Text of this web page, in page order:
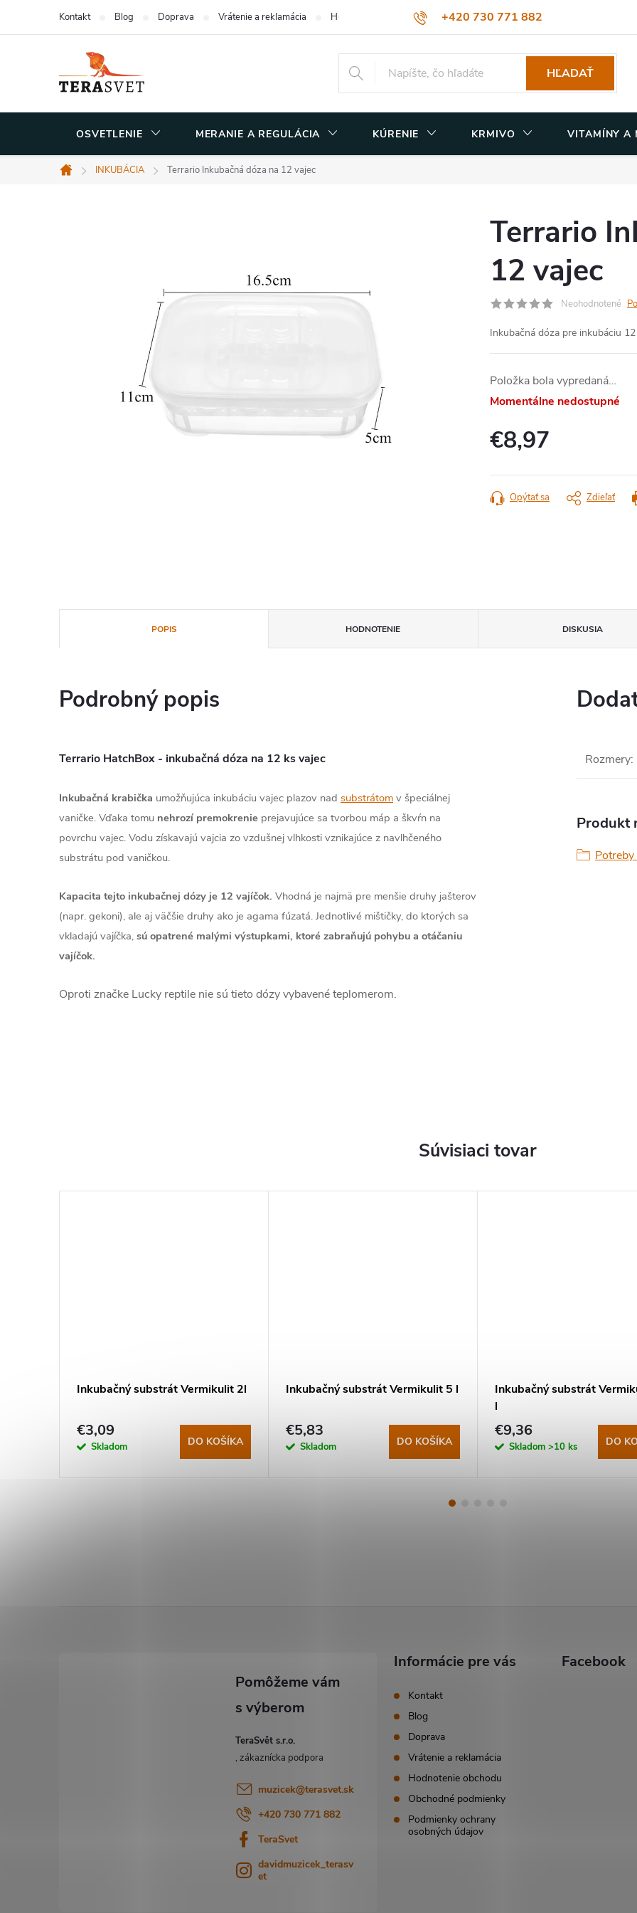
+420 730 771 882
muzicek@terasvet.sk
Kontakt Blog Doprava Vrátenie a reklamácia Hodnotenie obchodu Obchodné podmienky
HĽADAŤ
OSVETLENIE MERANIE A REGULÁCIA KÚRENIE KRMIVO VITAMÍNY A
Domov
INKUBÁCIA Terrario Inkubačná dóza na 12 vajec
Terrario
12 vajec
Neohodnotené
Inkubačná dóza pre inkubáciu
Položka bola vypredaná…
Momentálne nedostupné
€8,97
cena:
Opýtať sa Zdieľať
POPIS HODNOTENIE DISKUSIA
Podrobný popis
Terrario HatchBox - inkubačná dóza na 12 ks vajec
Inkubačná krabička umožňujúca inkubáciu vajec plazov nad substrátom v špeciálnej
vaničke. Vďaka tomu nehrozí premokrenie prejavujúce sa tvorbou máp a škvŕn na
povrchu vajec. Vodu získavajú vajcia zo vzdušnej vlhkosti vznikajúce z navlhčeného
substrátu pod vaničkou.
Kapacita tejto inkubačnej dózy je 12 vajíčok. Vhodná je najmä pre menšie druhy jašterov
(napr. gekoni), ale aj väčšie druhy ako je agama fúzatá. Jednotlivé mištičky, do ktorých sa
vkladajú vajíčka, sú opatrené malými výstupkami, ktoré zabraňujú pohybu a otáčaniu
vajíčok.
Oproti značke Lucky reptile nie sú tieto dózy vybavené teplomerom.
Rozmery:
Produkt
Súvisiaci tovar
Inkubačný substrát Vermikulit 2l
€3,09
Skladom DO KOŠÍKA
Inkubačný substrát Vermikulit 5 l
€5,83
Skladom DO KOŠÍKA
Inkubačný substrát
l
€9,36
Skladom >10 ks DO
TeraSvět s.r.o.
muzicek@terasvet.sk
+420 730 771 882
TeraSvet
davidmuzicek_terasv
et
Informácie pre vás
Kontakt
Blog
Doprava
Vrátenie a reklamácia
Hodnotenie obchodu
Obchodné podmienky
Podmienky ochrany
osobných údajov
Facebook